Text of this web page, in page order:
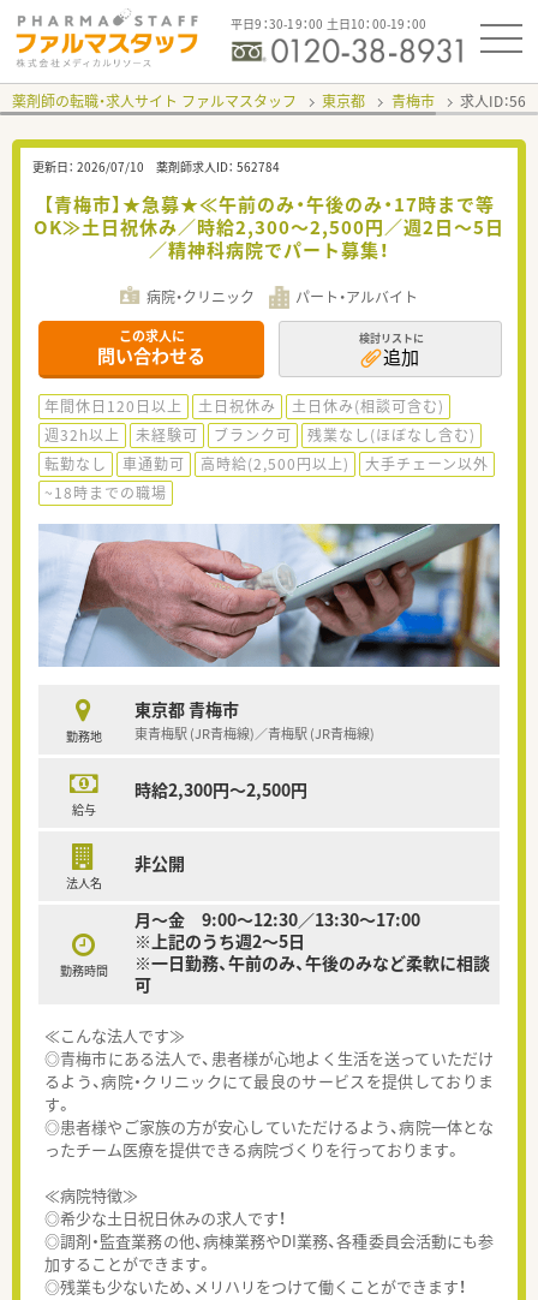
平日9：30-19：00 土日10：00-19：00
薬剤師の転職・求人サイト ファルマスタッフ 東京都 青梅市 求人ID：
更新日： 2026/07/10 薬剤師求人ID： 562784
【青梅市】★急募★≪午前のみ・午後のみ・17時まで等
OK≫土日祝休み／時給2,300～2,500円／週2日～5日
／精神科病院でパート募集！
病院・クリニック パート・アルバイト
この求人に
問い合わせる
検討リストに
追加
年間休日120日以上 土日祝休み
土日休み(相談可含む)
週32h以上
未経験可 ブランク可
残業なし(ほぼなし含む)
転勤なし
車通勤可 高時給(2,500円以上)
大手チェーン以外
~18時までの職場
勤務地
東京都 青梅市
東青梅駅 (JR青梅線)／青梅駅 (JR青梅線)
給与
時給2,300円～2,500円
法人名
非公開
勤務時間
月～金 9:00～12:30／13:30～17:00
※上記のうち週2～5日
※一日勤務、午前のみ、午後のみなど柔軟に相談
可
≪こんな法人です≫
◎青梅市にある法人で、患者様が心地よく生活を送っていただけ
るよう、病院・クリニックにて最良のサービスを提供しておりま
す。
◎患者様やご家族の方が安心していただけるよう、病院一体とな
ったチーム医療を提供できる病院づくりを行っております。
≪病院特徴≫
◎希少な土日祝日休みの求人です！
◎調剤・監査業務の他、病棟業務やDI業務、各種委員会活動にも参
加することができます。
◎残業も少ないため、メリハリをつけて働くことができます！